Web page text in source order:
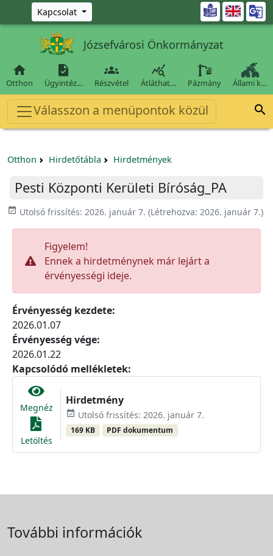
Ugrás a fő tartalomra
Kapcsolat 
Józsefvárosi Önkormányzat

Otthon

Ügyintéz…

Részvétel

Átláthat… Pázmány Állami k…
Válasszon a menüpontok közül 
Otthon Hirdetőtábla Hirdetmények
Pesti Központi Kerületi Bíróság_PA
event_available Utolsó frissítés: 2026. január 7. (Létrehozva: 2026. január 7.)
Figyelem!
Ennek a hirdetménynek már lejárt a
érvényességi ideje.
Érvényesség kezdete:
2026.01.07
Érvényesség vége:
2026.01.22
Kapcsolódó mellékletek:
Megnéz
Letöltés
Hirdetmény
event_available Utolsó frissítés: 2026. január 7.
169 KB PDF dokumentum
További információk